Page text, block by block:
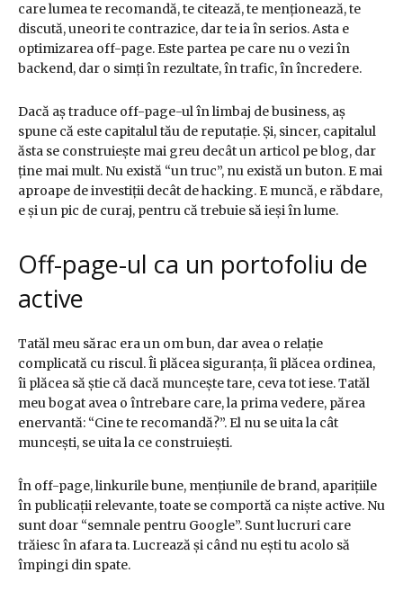
care lumea te recomandă, te citează, te menționează, te
discută, uneori te contrazice, dar te ia în serios. Asta e
optimizarea off-page. Este partea pe care nu o vezi în
backend, dar o simți în rezultate, în trafic, în încredere.
Dacă aș traduce off-page-ul în limbaj de business, aș
spune că este capitalul tău de reputație. Și, sincer, capitalul
ăsta se construiește mai greu decât un articol pe blog, dar
ține mai mult. Nu există “un truc”, nu există un buton. E mai
aproape de investiții decât de hacking. E muncă, e răbdare,
e și un pic de curaj, pentru că trebuie să ieși în lume.
Off-page-ul ca un portofoliu de
active
Tatăl meu sărac era un om bun, dar avea o relație
complicată cu riscul. Îi plăcea siguranța, îi plăcea ordinea,
îi plăcea să știe că dacă muncește tare, ceva tot iese. Tatăl
meu bogat avea o întrebare care, la prima vedere, părea
enervantă: “Cine te recomandă?”. El nu se uita la cât
muncești, se uita la ce construiești.
În off-page, linkurile bune, mențiunile de brand, aparițiile
în publicații relevante, toate se comportă ca niște active. Nu
sunt doar “semnale pentru Google”. Sunt lucruri care
trăiesc în afara ta. Lucrează și când nu ești tu acolo să
împingi din spate.